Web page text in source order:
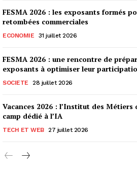
FESMA 2026 : les exposants formés
retombées commerciales
ECONOMIE 31 juillet 2026
FESMA 2026 : une rencontre de
exposants à optimiser leur
SOCIETE 28 juillet 2026
Vacances 2026 : l’Institut des
camp dédié à l’IA
TECH ET WEB 27 juillet 2026